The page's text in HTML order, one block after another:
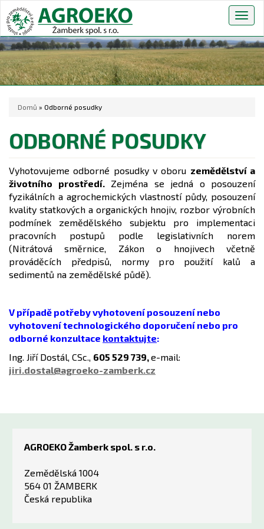
Domů » Odborné posudky
ODBORNÉ POSUDKY
Vyhotovujeme odborné posudky v oboru zemědělství a
životního prostředí. Zejména se jedná o posouzení
fyzikálních a agrochemických vlastností půdy, posouzení
kvality statkových a organických hnojiv, rozbor výrobních
podmínek zemědělského subjektu pro implementaci
pracovních postupů podle legislativních norem
(Nitrátová směrnice, Zákon o hnojivech včetně
prováděcích předpisů, normy pro použití kalů a
sedimentů na zemědělské půdě).
V případě potřeby vyhotovení posouzení nebo
vyhotovení technologického doporučení nebo pro
odborné konzultace kontaktujte:
Ing. Jiří Dostál, CSc., 605 529 739, e-mail:
jiri.dostal@agroeko-zamberk.cz
AGROEKO Žamberk spol. s r.o.
Zemědělská 1004
564 01 ŽAMBERK
Česká republika